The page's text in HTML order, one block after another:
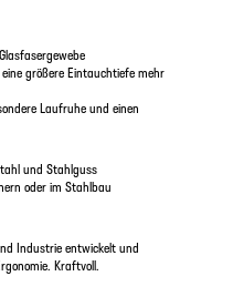
größere Eintauchtiefe mehr
Laufruhe und einen
und Stahlguss
oder im Stahlbau
Industrie entwickelt und
Kraftvoll.